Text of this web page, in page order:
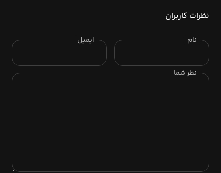
نظرات کاربران
نام ایمیل
نظر شما